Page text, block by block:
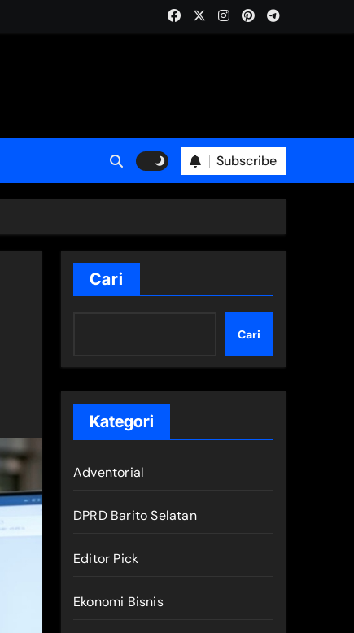
Subscribe
Cari
Cari
Kategori
Adventorial
DPRD Barito Selatan
Editor Pick
Ekonomi Bisnis